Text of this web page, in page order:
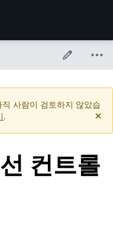
사람이 검토하지 않았습
.
컨트롤